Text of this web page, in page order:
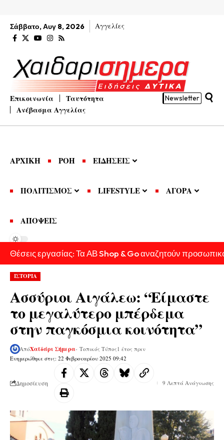
Σάββατο, Αυγ 8, 2026 Αγγελίες
Επικοινωνία
Ταυτότητα
Ανέβασμα Αγγελίας
Newsletter
ΑΡΧΙΚΗ ΡΟΗ ΕΙΔΗΣΕΙΣ
ΠΟΛΙΤΙΣΜΟΣ LIFESTYLE ΑΓΟΡΑ
ΑΠΟΨΕΙΣ
Θέσεις εργασίας: Τα ΑΒ Shop & Go αναζητούν
ΙΣΤΟΡΙΑ
Ασσύριοι Αιγάλεω: “Είμαστε
το μεγαλύτερο μπέρδεμα
στην παγκόσμια κοινότητα”
Ενημερώθηκε στις: 22 Φεβρουαρίου 2025 09:42
ΑπόΧαϊδάρι Σήμερα- Τοπικός Τύπος 1 έτος πριν
Δημοσίευση 9 Λεπτά Ανάγνωσης